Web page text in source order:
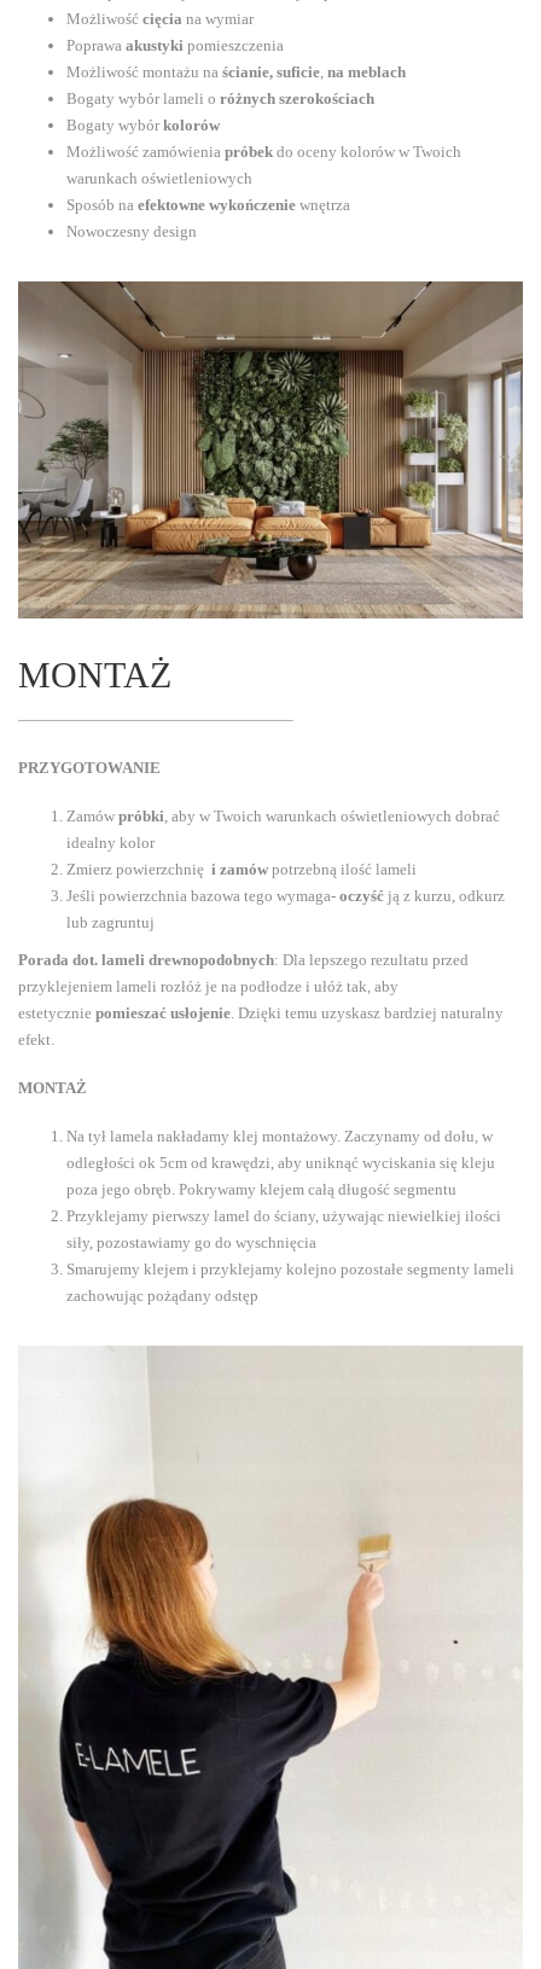
Możliwość cięcia na wymiar
Poprawa akustyki pomieszczenia
Możliwość montażu na ścianie, suficie, na meblach
Bogaty wybór lameli o różnych szerokościach
Bogaty wybórkolorów
Możliwość zamówienia próbek do oceny kolorów w Twoich
warunkach oświetleniowych
Sposób na efektowne wykończenie wnętrza
Nowoczesny design
MONTAŻ
—————————————————–
PRZYGOTOWANIE
Zamów próbki , aby w Twoich warunkach oświetleniowych dobrać
idealny kolor
Zmierz powierzchnię i zamów potrzebną ilość lameli
Jeśli powierzchnia bazowa tego wymaga- oczyść ją z kurzu, odkurz
lub zagruntuj
Porada dot. lameli drewnopodobnych: Dla lepszego rezultatu przed
przyklejeniem lameli rozłóż je na podłodze i ułóż tak, aby
estetycznie pomieszać usłojenie . Dzięki temu uzyskasz bardziej naturalny
efekt.
MONTAŻ
Na tył lamela nakładamy klej montażowy. Zaczynamy od dołu, w
odległości ok 5cm od krawędzi, aby uniknąć wyciskania się kleju
poza jego obręb. Pokrywamy klejem całą długość segmentu
Przyklejamy pierwszy lamel do ściany, używając niewielkiej ilości
siły, pozostawiamy go do wyschnięcia
Smarujemy klejem i przyklejamy kolejno pozostałe segmenty lameli
zachowując pożądany odstęp